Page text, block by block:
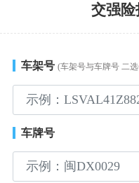
交强
车架号 (车架号与车牌号 二
车牌号